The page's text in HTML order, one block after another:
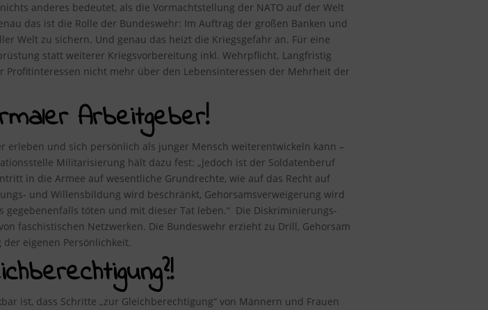
anderes bedeutet, als die Vormachtstellung der NATO auf der Welt
das ist die Rolle der Bundeswehr: Im Auftrag der großen Banken und
Welt zu sichern. Und genau das heizt die Kriegsgefahr an. Für eine
statt weiterer Kriegsvorbereitung inkl. Wehrpflicht. Langfristig
nicht mehr über den Lebensinteressen der Mehrheit der
Arbeitgeber!
erleben und sich persönlich als junger Mensch weiterentwickeln kann –
Militarisierung hält dazu fest: „Jedoch ist der Soldatenberuf
in die Armee auf wesentliche Grundrechte, wie auf das Recht auf
und Willensbildung wird beschränkt, Gehorsamsverweigerung wird
gegebenenfalls töten und mit dieser Tat leben.“ Die Diskriminierungs-
faschistischen Netzwerken. Die Bundeswehr erzieht zu Drill, Gehorsam
eigenen Persönlichkeit.
ist, dass Schritte „zur Gleichberechtigung“ von Männern und Frauen